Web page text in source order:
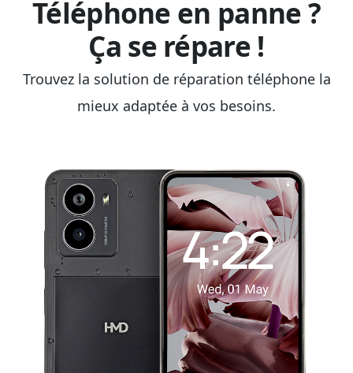
Téléphone en panne ?
Ça se répare !
Trouvez la solution de réparation téléphone la
mieux adaptée à vos besoins.